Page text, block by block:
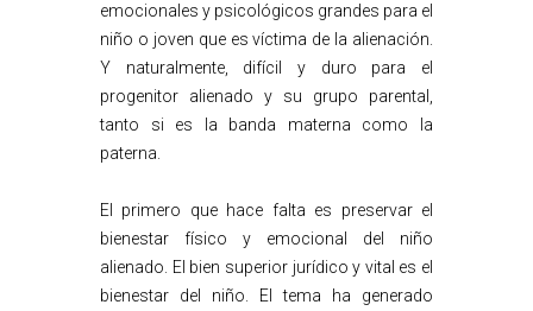
emocionales y psicológicos grandes para el
niño o joven que es víctima de la alienación.
Y naturalmente, difícil y duro para el
progenitor alienado y su grupo parental,
tanto si es la banda materna como la
paterna.
El primero que hace falta es preservar el
bienestar físico y emocional del niño
alienado. El bien superior jurídico y vital es el
bienestar del niño. El tema ha generado